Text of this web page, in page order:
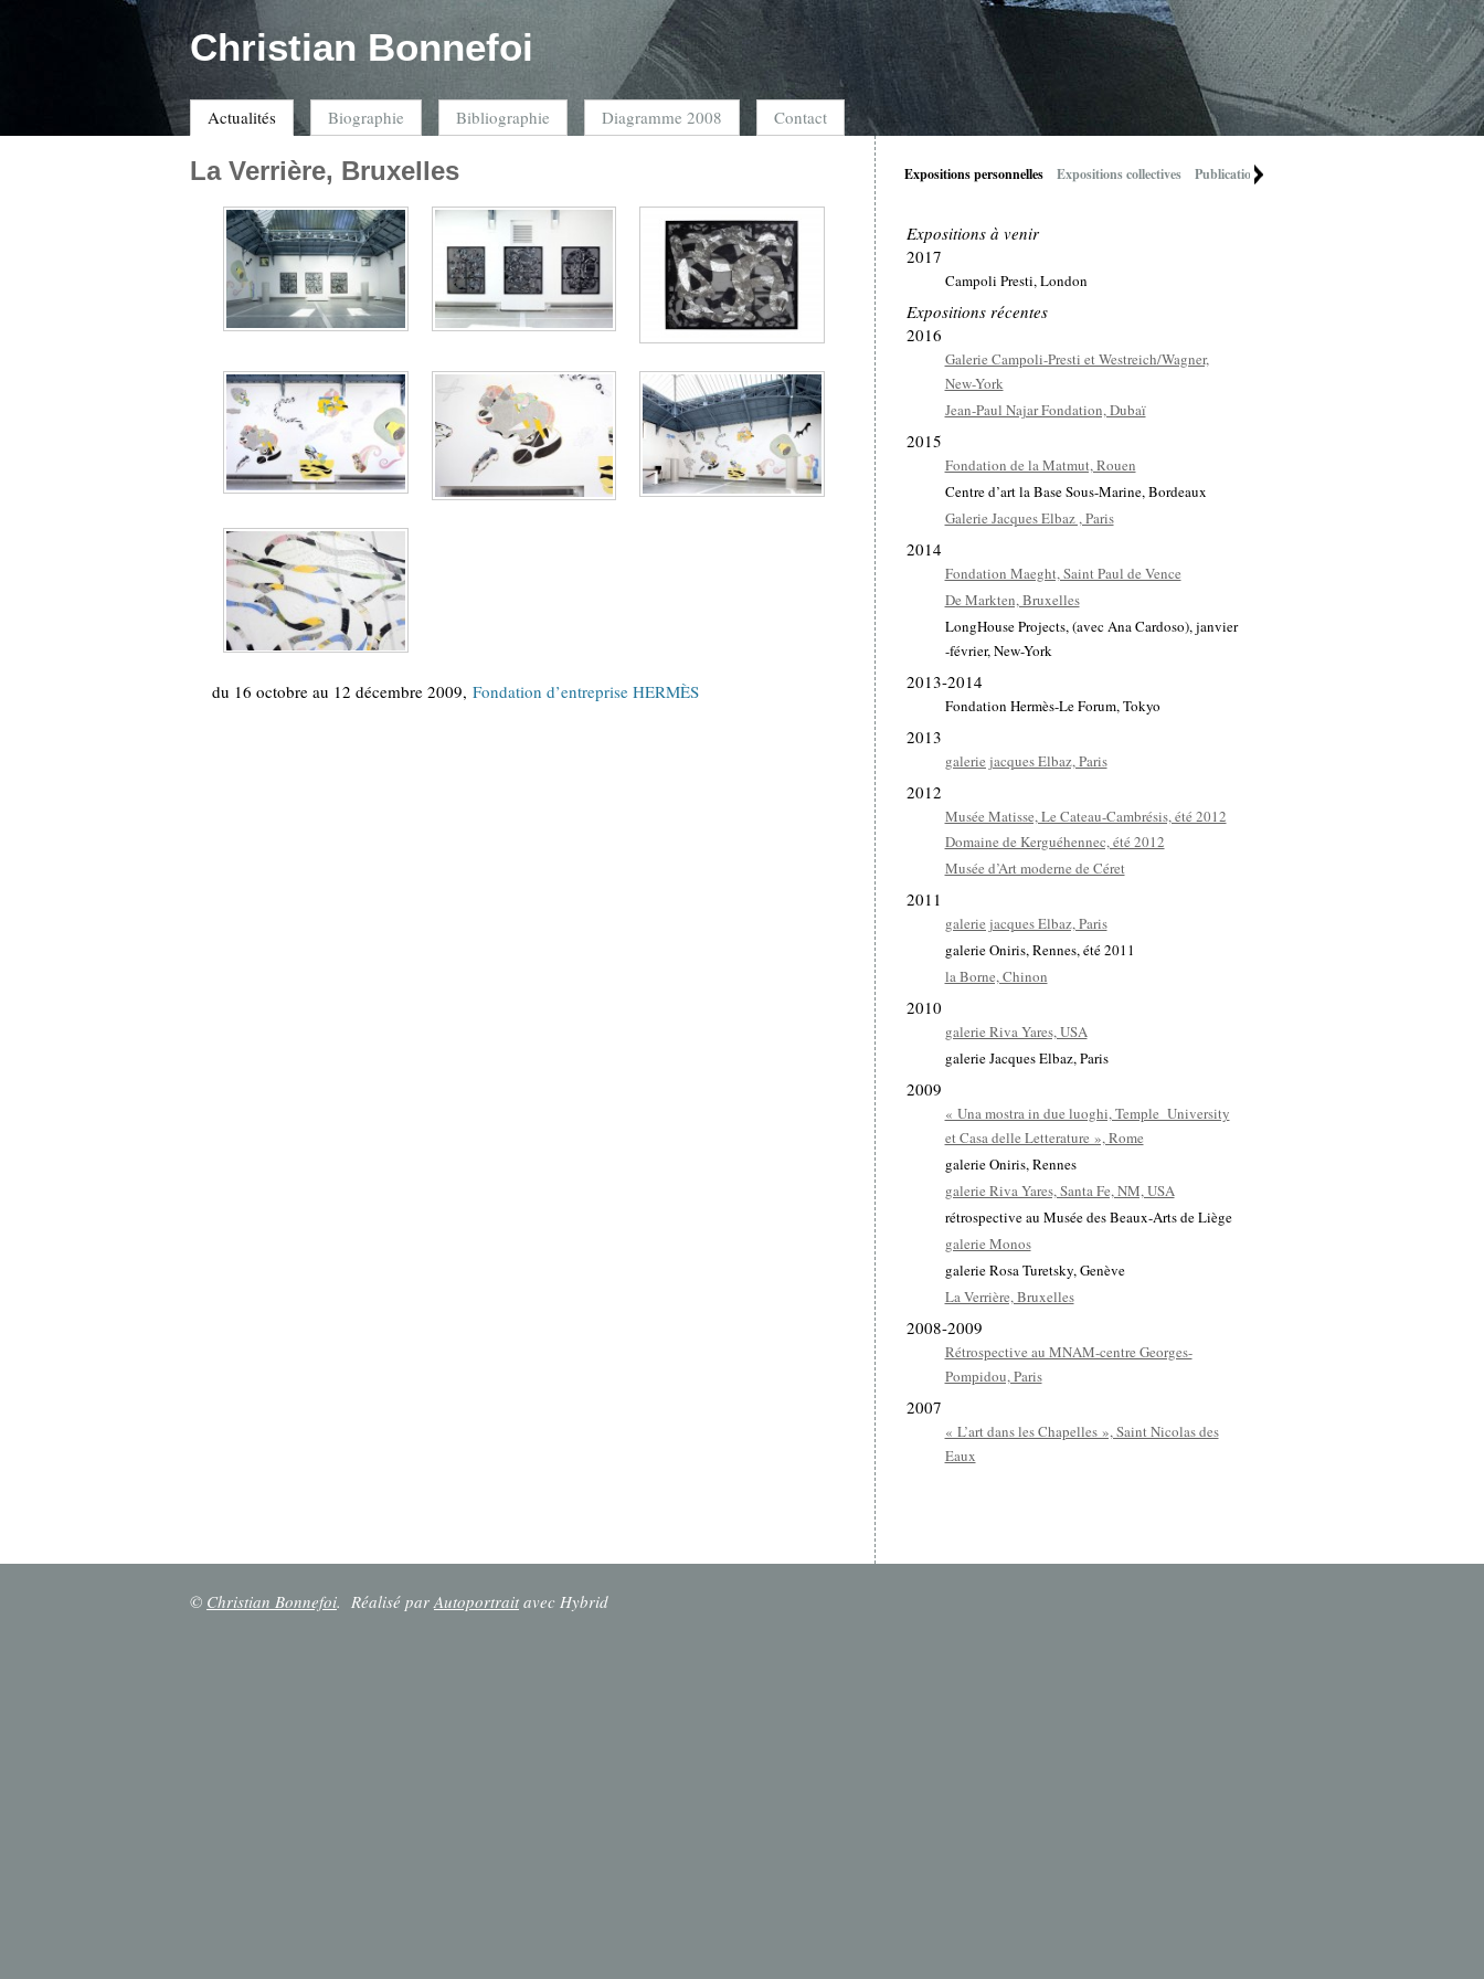
Christian Bonnefoi
Actualités Biographie Bibliographie Diagramme 2008 Contact
La Verrière, Bruxelles
du 16 octobre au 12 décembre 2009, Fondation d’entreprise HERMÈS
Expositions personnelles Expositions collectives Publications récentes
Expositions à venir
2017
Campoli Presti, London
Expositions récentes
2016
Galerie Campoli-Presti et Westreich/Wagner,
New-York
Jean-Paul Najar Fondation, Dubaï
2015
Fondation de la Matmut, Rouen
Centre d’art la Base Sous-Marine, Bordeaux
Galerie Jacques Elbaz , Paris
2014
Fondation Maeght, Saint Paul de Vence
De Markten, Bruxelles
LongHouse Projects, (avec Ana Cardoso), janvier
-février, New-York
2013-2014
Fondation Hermès-Le Forum, Tokyo
2013
galerie jacques Elbaz, Paris
2012
Musée Matisse, Le Cateau-Cambrésis, été 2012
Domaine de Kerguéhennec, été 2012
Musée d’Art moderne de Céret
2011
galerie jacques Elbaz, Paris
galerie Oniris, Rennes, été 2011
la Borne, Chinon
2010
galerie Riva Yares, USA
galerie Jacques Elbaz, Paris
2009
« Una mostra in due luoghi, Temple University
et Casa delle Letterature », Rome
galerie Oniris, Rennes
galerie Riva Yares, Santa Fe, NM, USA
rétrospective au Musée des Beaux-Arts de Liège
galerie Monos
galerie Rosa Turetsky, Genève
La Verrière, Bruxelles
2008-2009
Rétrospective au MNAM-centre Georges-
Pompidou, Paris
2007
« L’art dans les Chapelles », Saint Nicolas des
Eaux
© Christian Bonnefoi. Réalisé parAutoportrait avec Hybrid